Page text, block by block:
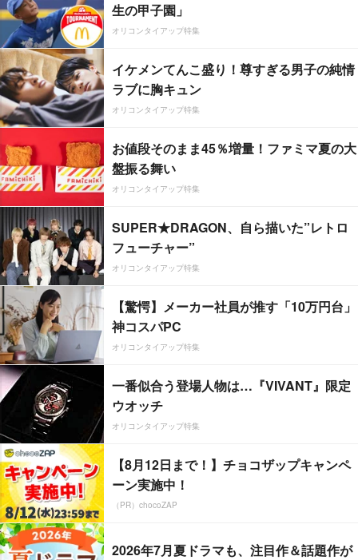
生の甲子園」
オリコンタイアップ特集
イケメンてんこ盛り！尊すぎる男子の純情
ラブに胸キュン
オリコンタイアップ特集
お値段そのまま45％増量！ファミマ夏の大
盤振る舞い
オリコンタイアップ特集
SUPER★DRAGON、自ら描いた”レトロ
フューチャー”
オリコンタイアップ特集
【驚愕】メーカー社員が推す「10万円台」
神コスパPC
オリコンタイアップ特集
一番似合う登場人物は…『VIVANT』限定
ウオッチ
オリコンタイアップ特集
【8月12日まで！】チョコザップキャンペ
ーン実施中！
（PR）chocoZAP
2026年7月夏ドラマも、注目作＆話題作が